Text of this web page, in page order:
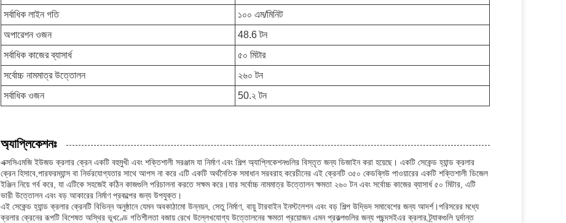
সর্বাধিক লাইন গতি
১০০ এম/মিনিট
অপারেশন ওজন
48.6 টন
সর্বাধিক কাজের ব্যাসার্ধ
৫০ মিটার
সর্বোচ্চ নামমাত্র উত্তোলন
২৬০ টন
সর্বাধিক ওজন
50.২ টন
অ্যাপ্লিকেশনঃ
এক্সসিএমজি ইউজড ক্রলার ক্রেন একটি বহুমুখী এবং শক্তিশালী সরঞ্জাম যা নির্মাণ এবং শিল্প অ্যাপ্লিকেশনগুলির বিস্তৃত জন্য ডিজাইন করা হয়েছে। একটি সেকেন্ড হ্যান্ড ক্রলার
ক্রেন হিসাবে,পারফরম্যান্স বা নির্ভরযোগ্যতার সাথে আপস না করে এটি একটি অর্থনৈতিক সমাধান সরবরাহ করেচীনের এই ক্রেনটি ৩৫০ কেডব্লিউ পাওয়ারের একটি শক্তিশালী ডিজেল
ইঞ্জিন নিয়ে গর্ব করে, যা এটিকে সহজেই কঠিন কাজগুলি পরিচালনা করতে সক্ষম করে।যার সর্বোচ্চ নামমাত্র উত্তোলন ক্ষমতা ২৬০ টন এবং সর্বোচ্চ কাজের ব্যাসার্ধ ৫০ মিটার, এটি
ভারী উত্তোলন এবং বড় আকারের নির্মাণ প্রকল্পের জন্য উপযুক্ত।
এই সেকেন্ড হ্যান্ড ক্রলার ক্রেনটি বিভিন্ন অনুষ্ঠানে যেমন অবকাঠামো উন্নয়ন, সেতু নির্মাণ, বায়ু টারবাইন ইনস্টলেশন এবং বড় শিল্প উদ্ভিদ সমাবেশের জন্য আদর্শ।পরিসরের মধ্যে
ক্রলার ক্রেনের রূপটি বিশেষত অস্থির ভূখণ্ডে গতিশীলতা বজায় রেখে উল্লেখযোগ্য উত্তোলনের ক্ষমতা প্রয়োজন এমন প্রকল্পগুলির জন্য পছন্দসইএর ক্রলার ট্র্যাকগুলি দুর্দান্ত